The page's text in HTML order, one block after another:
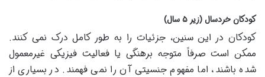
کودکان خردسال (زیر ۵ سال)
کودکان در این سنین، جزئیات را به طور کامل درک نمی کنند.
ممکن است صرفاً متوجه برهنگی یا فعالیت فیزیکی غیرمعمول
شده باشند، اما مفهوم جنسیتی آن را نمی فهمند. در بسیاری از